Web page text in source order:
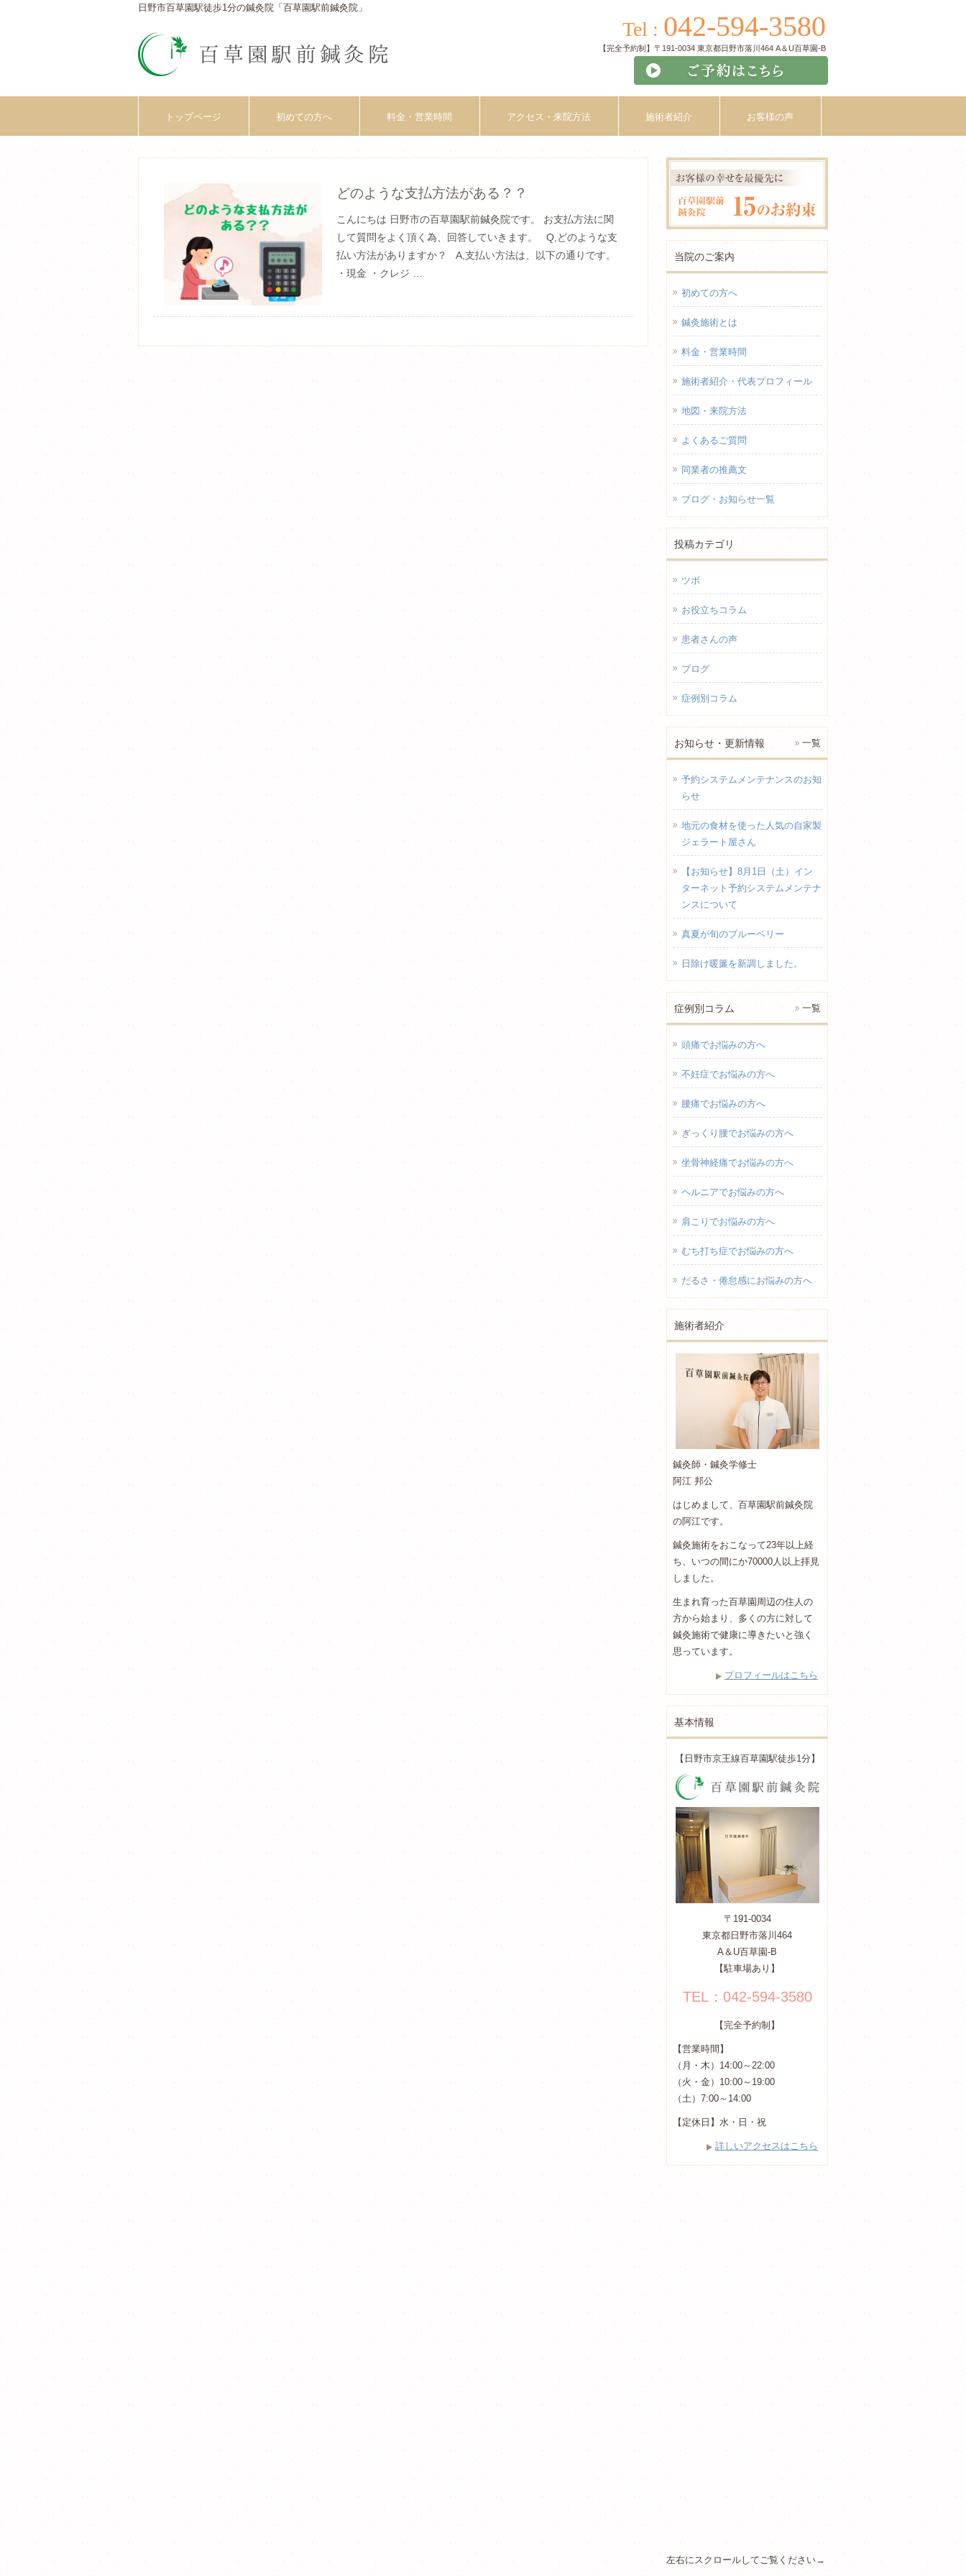
日野市百草園駅徒歩1分の鍼灸院「百草園駅前鍼灸院」
Tel : 042-594-3580
【完全予約制】〒191-0034 東京都日野市落川464 A＆U百草園-B
トップページ 初めての方へ 料金・営業時間 アクセス・来院方法 施術者紹介 お客様の声
どのような支払方法がある？？
こんにちは 日野市の百草園駅前鍼灸院です。 お支払方法に関
して質問をよく頂く為、回答していきます。 Q,どのような支
払い方法がありますか？ A,支払い方法は、以下の通りです。
・現金 ・クレジ …
当院のご案内
初めての方へ
鍼灸施術とは
料金・営業時間
施術者紹介・代表プロフィール
地図・来院方法
よくあるご質問
同業者の推薦文
ブログ・お知らせ一覧
投稿カテゴリ
ツボ
お役立ちコラム
患者さんの声
ブログ
症例別コラム
お知らせ・更新情報 一覧
予約システムメンテナンスのお知
らせ
地元の食材を使った人気の自家製
ジェラート屋さん
【お知らせ】8月1日（土）イン
ターネット予約システムメンテナ
ンスについて
真夏が旬のブルーベリー
日除け暖簾を新調しました。
症例別コラム 一覧
頭痛でお悩みの方へ
不妊症でお悩みの方へ
腰痛でお悩みの方へ
ぎっくり腰でお悩みの方へ
坐骨神経痛でお悩みの方へ
ヘルニアでお悩みの方へ
肩こりでお悩みの方へ
むち打ち症でお悩みの方へ
だるさ・倦怠感にお悩みの方へ
施術者紹介
鍼灸師・鍼灸学修士
阿江 邦公
はじめまして、百草園駅前鍼灸院
の阿江です。
鍼灸施術をおこなって23年以上経
ち、いつの間にか70000人以上拝見
しました。
生まれ育った百草園周辺の住人の
方から始まり、多くの方に対して
鍼灸施術で健康に導きたいと強く
思っています。
プロフィールはこちら
基本情報
【日野市京王線百草園駅徒歩1分】
〒191-0034
東京都日野市落川464
A＆U百草園-B
【駐車場あり】
TEL：042-594-3580
【完全予約制】
【営業時間】
（月・木）14:00～22:00
（火・金）10:00～19:00
（土）7:00～14:00
【定休日】水・日・祝
詳しいアクセスはこちら
左右にスクロールしてご覧ください→